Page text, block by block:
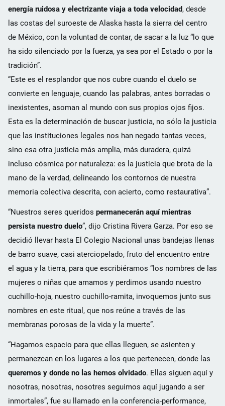
energía ruidosa y electrizante viaja a toda velocidad, desde
las costas del suroeste de Alaska hasta la sierra del centro
de México, con la voluntad de contar, de sacar a la luz “lo que
ha sido silenciado por la fuerza, ya sea por el Estado o por la
tradición”.
“Este es el resplandor que nos cubre cuando el duelo se
convierte en lenguaje, cuando las palabras, antes borradas o
inexistentes, asoman al mundo con sus propios ojos fijos.
Esta es la determinación de buscar justicia, no sólo la justicia
que las instituciones legales nos han negado tantas veces,
sino esa otra justicia más amplia, más duradera, quizá
incluso cósmica por naturaleza: es la justicia que brota de la
mano de la verdad, delineando los contornos de nuestra
memoria colectiva descrita, con acierto, como restaurativa”.
“Nuestros seres queridos permanecerán aquí mientras
persista nuestro duelo”, dijo Cristina Rivera Garza. Por eso se
decidió llevar hasta El Colegio Nacional unas bandejas llenas
de barro suave, casi aterciopelado, fruto del encuentro entre
el agua y la tierra, para que escribiéramos “los nombres de las
mujeres o niñas que amamos y perdimos usando nuestro
cuchillo-hoja, nuestro cuchillo-ramita, invoquemos junto sus
nombres en este ritual, que nos reúne a través de las
membranas porosas de la vida y la muerte”.
“Hagamos espacio para que ellas lleguen, se asienten y
permanezcan en los lugares a los que pertenecen, donde las
queremos y donde no las hemos olvidado. Ellas siguen aquí y
nosotras, nosotras, nosotres seguimos aquí jugando a ser
inmortales”, fue su llamado en la conferencia-performance,